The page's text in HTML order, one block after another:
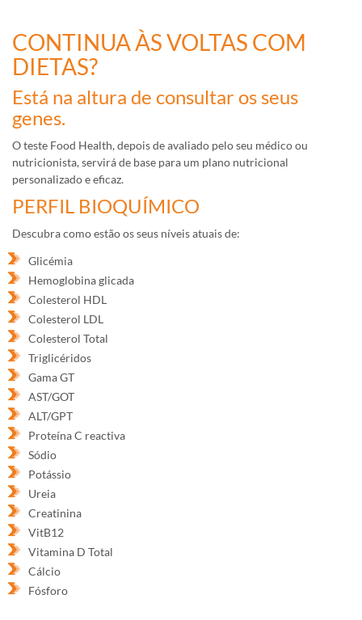
CONTINUA ÀS VOLTAS COM
DIETAS?
Está na altura de consultar os seus
genes.
O teste Food Health, depois de avaliado pelo seu médico ou
nutricionista, servirá de base para um plano nutricional
personalizado e eficaz.
PERFIL BIOQUÍMICO
Descubra como estão os seus níveis atuais de:
Glicémia
Hemoglobina glicada
Colesterol HDL
Colesterol LDL
Colesterol Total
Triglicéridos
Gama GT
AST/GOT
ALT/GPT
Proteína C reactiva
Sódio
Potássio
Ureia
Creatinina
VitB12
Vitamina D Total
Cálcio
Fósforo